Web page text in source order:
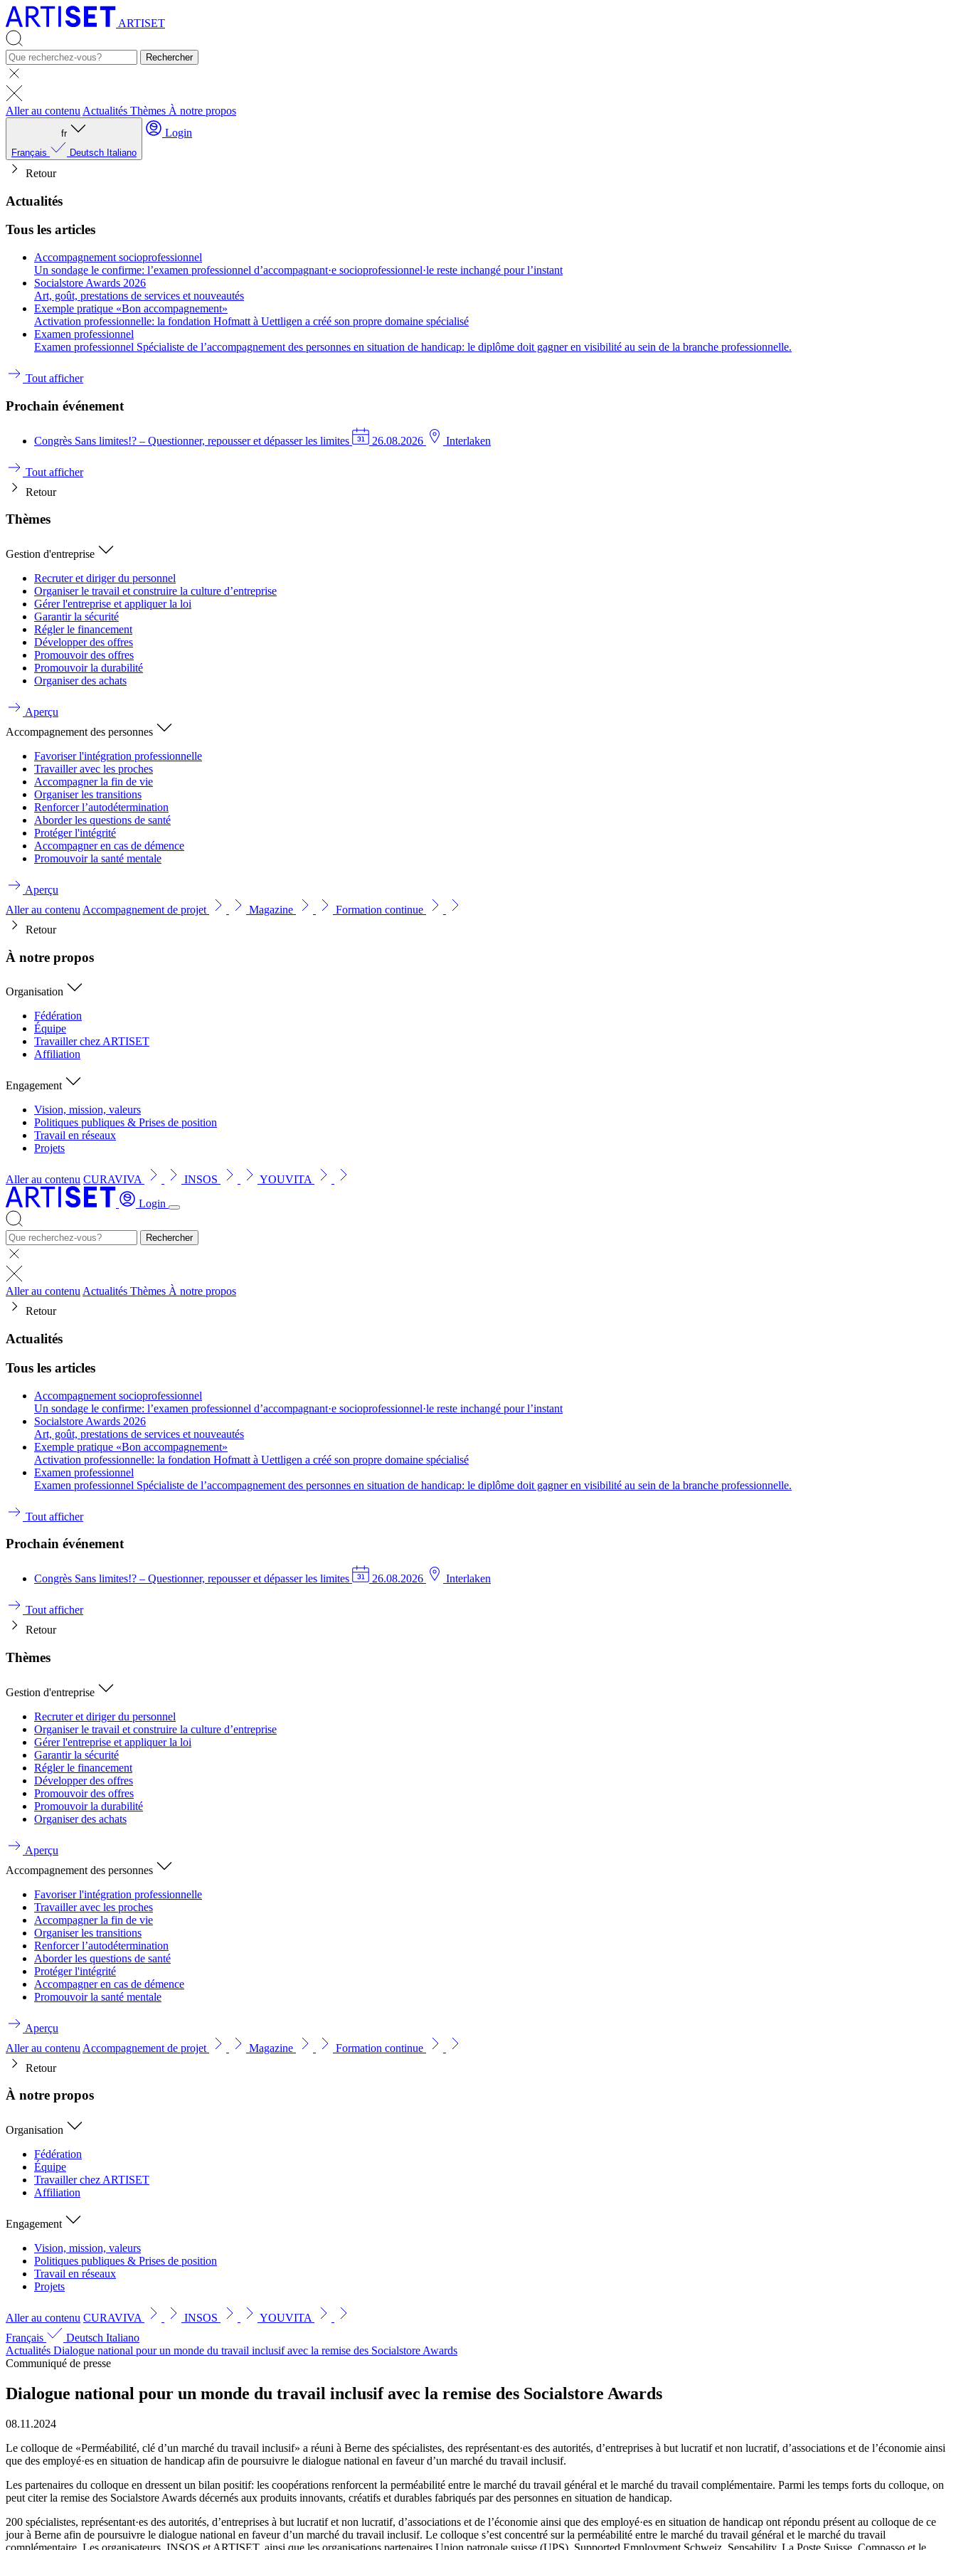
ARTISET
Rechercher
Aller au contenu Actualités Thèmes À notre propos
fr
Français
Deutsch Italiano
Login
Retour
Actualités
Tous les articles
Accompagnement socioprofessionnel
Un sondage le confirme: l’examen professionnel d’accompagnant·e socioprofessionnel·le reste inchangé pour l’instant
Socialstore Awards 2026
Art, goût, prestations de services et nouveautés
Exemple pratique «Bon accompagnement»
Activation professionnelle: la fondation Hofmatt à Uettligen a créé son propre domaine spécialisé
Examen professionnel
Examen professionnel Spécialiste de l’accompagnement des personnes en situation de handicap: le diplôme doit gagner en visibilité au sein de la branche professionnelle.
Tout afficher
Prochain événement
Congrès Sans limites!? – Questionner, repousser et dépasser les limites 26.08.2026 Interlaken
Tout afficher
Retour
Thèmes
Gestion d'entreprise
Recruter et diriger du personnel
Organiser le travail et construire la culture d’entreprise
Gérer l'entreprise et appliquer la loi
Garantir la sécurité
Régler le financement
Développer des offres
Promouvoir des offres
Promouvoir la durabilité
Organiser des achats
Aperçu
Accompagnement des personnes
Favoriser l'intégration professionnelle
Travailler avec les proches
Accompagner la fin de vie
Organiser les transitions
Renforcer l’autodétermination
Aborder les questions de santé
Protéger l'intégrité
Accompagner en cas de démence
Promouvoir la santé mentale
Aperçu
Aller au contenu Accompagnement de projet Magazine
Formation continue
Retour
À notre propos
Organisation
Fédération
Équipe
Travailler chez ARTISET
Affiliation
Engagement
Vision, mission, valeurs
Politiques publiques & Prises de position
Travail en réseaux
Projets
Aller au contenu CURAVIVA INSOS
YOUVITA
Login
Rechercher
Aller au contenuActualités Thèmes À notre propos
Retour
Actualités
Tous les articles
Accompagnement socioprofessionnel
Un sondage le confirme: l’examen professionnel d’accompagnant·e socioprofessionnel·le reste inchangé pour l’instant
Socialstore Awards 2026
Art, goût, prestations de services et nouveautés
Exemple pratique «Bon accompagnement»
Activation professionnelle: la fondation Hofmatt à Uettligen a créé son propre domaine spécialisé
Examen professionnel
Examen professionnel Spécialiste de l’accompagnement des personnes en situation de handicap: le diplôme doit gagner en visibilité au sein de la branche professionnelle.
Tout afficher
Prochain événement
Congrès Sans limites!? – Questionner, repousser et dépasser les limites 26.08.2026 Interlaken
Tout afficher
Retour
Thèmes
Gestion d'entreprise
Recruter et diriger du personnel
Organiser le travail et construire la culture d’entreprise
Gérer l'entreprise et appliquer la loi
Garantir la sécurité
Régler le financement
Développer des offres
Promouvoir des offres
Promouvoir la durabilité
Organiser des achats
Aperçu
Accompagnement des personnes
Favoriser l'intégration professionnelle
Travailler avec les proches
Accompagner la fin de vie
Organiser les transitions
Renforcer l’autodétermination
Aborder les questions de santé
Protéger l'intégrité
Accompagner en cas de démence
Promouvoir la santé mentale
Aperçu
Aller au contenu Accompagnement de projet Magazine
Formation continue
Retour
À notre propos
Organisation
Fédération
Équipe
Travailler chez ARTISET
Affiliation
Engagement
Vision, mission, valeurs
Politiques publiques & Prises de position
Travail en réseaux
Projets
Aller au contenu CURAVIVA INSOS
YOUVITA
Français
Deutsch Italiano
Actualités Dialogue national pour un monde du travail inclusif avec la remise des Socialstore Awards
Communiqué de presse
Dialogue national pour un monde du travail inclusif avec la remise des Socialstore Awards
08.11.2024
Le colloque de «Perméabilité, clé d’un marché du travail inclusif» a réuni à Berne des spécialistes, des représentant·es des autorités, d’entreprises à but lucratif et non lucratif, d’associations et de l’économie ainsi
que des employé·es en situation de handicap afin de poursuivre le dialogue national en faveur d’un marché du travail inclusif.
Les partenaires du colloque en dressent un bilan positif: les coopérations renforcent la perméabilité entre le marché du travail général et le marché du travail complémentaire. Parmi les temps forts du colloque, on
peut citer la remise des Socialstore Awards décernés aux produits innovants, créatifs et durables fabriqués par des personnes en situation de handicap.
200 spécialistes, représentant·es des autorités, d’entreprises à but lucratif et non lucratif, d’associations et de l’économie ainsi que des employé·es en situation de handicap ont répondu présent au colloque de ce
jour à Berne afin de poursuivre le dialogue national en faveur d’un marché du travail inclusif. Le colloque s’est concentré sur la perméabilité entre le marché du travail général et le marché du travail
complémentaire. Les organisateurs, INSOS et ARTISET, ainsi que les organisations partenaires Union patronale suisse (UPS), Supported Employment Schweiz, Sensability, La Poste Suisse, Compasso et le